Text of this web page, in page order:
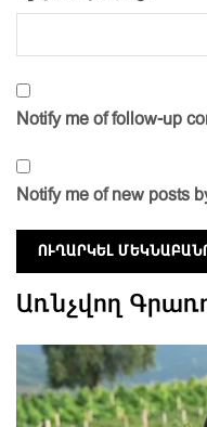
Notify me of follow-up
Notify me of new posts
Առնչվող